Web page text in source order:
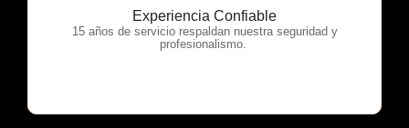
Experiencia Confiable
15 años de servicio respaldan nuestra seguridad y
profesionalismo.
OTP Servicios